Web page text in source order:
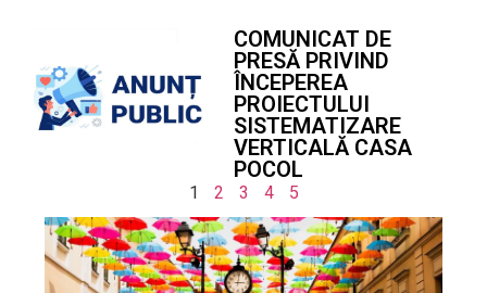
COMUNICAT DE
PRESĂ PRIVIND
ÎNCEPEREA
PROIECTULUI
SISTEMATIZARE
VERTICALĂ CASA
POCOL
1 2 3 4 5